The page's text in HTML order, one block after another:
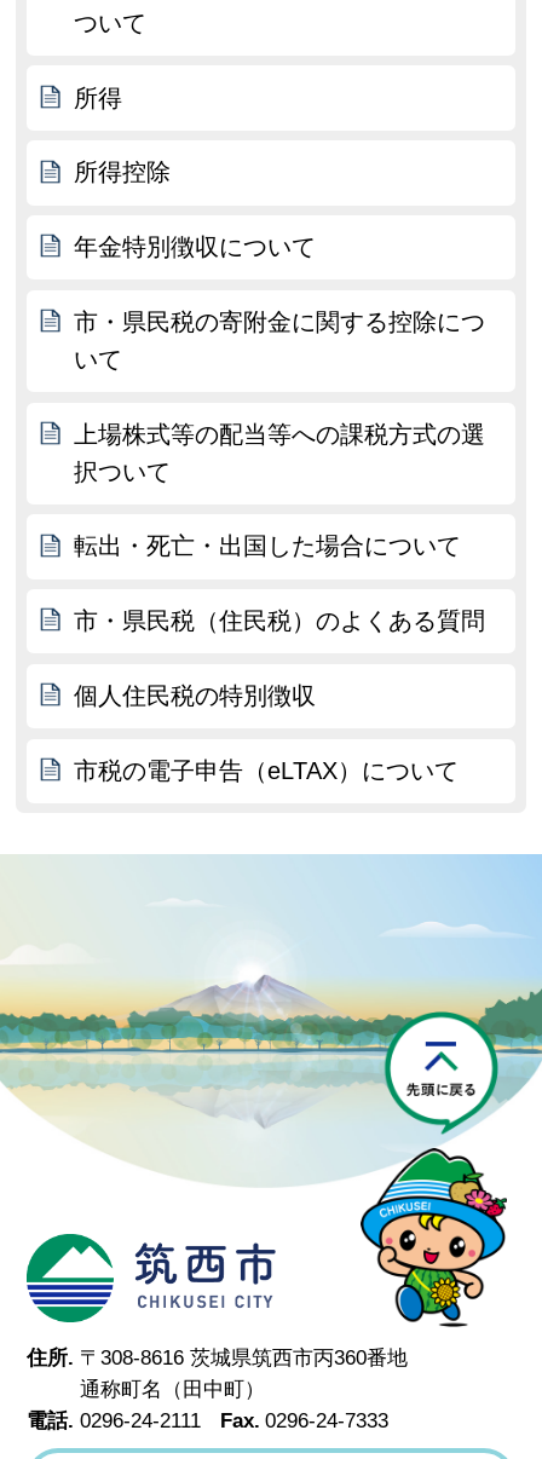
ついて
所得
所得控除
年金特別徴収について
市・県民税の寄附金に関する控除につ
いて
上場株式等の配当等への課税方式の選
択ついて
転出・死亡・出国した場合について
市・県民税（住民税）のよくある質問
個人住民税の特別徴収
市税の電子申告（eLTAX）について
筑西市
住所. 〒308-8616 茨城県筑西市丙360番地
通称町名（田中町）
電話. 0296-24-2111 Fax. 0296-24-7333